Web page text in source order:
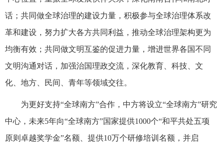
话；共同做全球治理的建设力量，积极参与全球治理体系改
革和建设，努力扩大各方共同利益，推动全球治理架构更为
均衡有效；共同做文明互鉴的促进力量，增进世界各国不同
文明沟通对话，加强治国理政交流，深化教育、科技、文
化、地方、民间、青年等领域交往。
为更好支持“全球南方”合作，中方将设立“全球南方”研究
中心，未来5年向“全球南方”国家提供1000个“和平共处五项
原则卓越奖学金”名额、提供10万个研修培训名额，并启